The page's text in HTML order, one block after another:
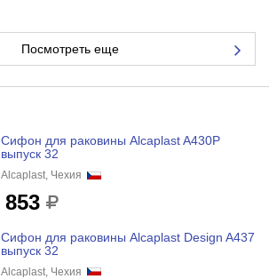
Посмотреть еще
Сифон для раковины Alcaplast A430P
выпуск 32
Alcaplast, Чехия
853
Сифон для раковины Alcaplast Design A437
выпуск 32
Alcaplast, Чехия